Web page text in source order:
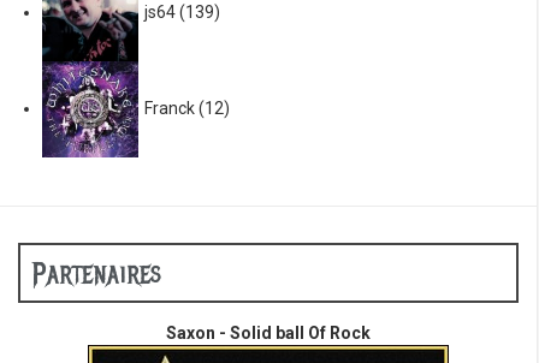
js64(139)
Franck(12)
Partenaires
Saxon - Solid ball Of Rock